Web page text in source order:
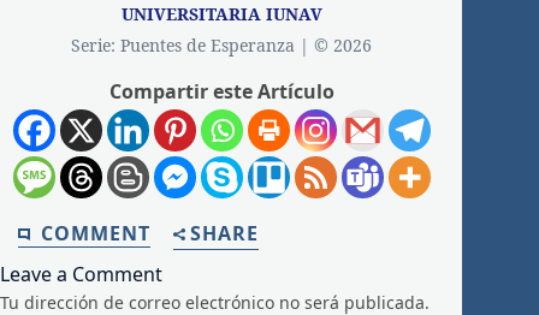
UNIVERSITARIA IUNAV
Serie: Puentes de Esperanza | © 2026
Compartir este Artículo
COMMENT
SHARE
Leave a Comment
Tu dirección de correo electrónico no será publicada.